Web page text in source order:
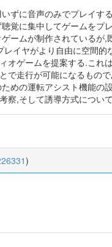
ずに音声のみでプレイ
覚に集中してゲームを
ームが制作されている
イヤがより自由に空間
オゲームを提案する.こ
で走行が可能になるもの
めの運転アシスト機能
察,そして誘導方式につい
)